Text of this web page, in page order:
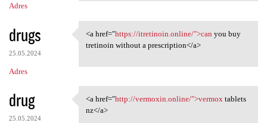
Adres
drugs
25.05.2024
Adres
<a href="https://itretinoin
<a href="https://itretinoin.online/">can you buy
tretinoin without a prescription</a>
drug
25.05.2024
<a href="http://vermoxin
<a href="http://vermoxin.online/">vermoxtablets
nz</a>